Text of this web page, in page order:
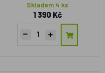
Skladem 4 ks
1 390 Kč